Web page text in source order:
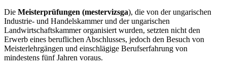
Die Meisterprüfungen (mestervizsga), die von der ungarischen
Industrie- und Handelskammer und der ungarischen
Landwirtschaftskammer organisiert wurden, setzten nicht den
Erwerb eines beruflichen Abschlusses, jedoch den Besuch von
Meisterlehrgängen und einschlägige Berufserfahrung von
mindestens fünf Jahren voraus.